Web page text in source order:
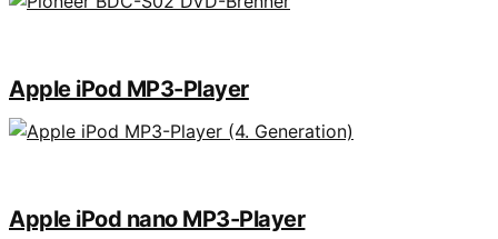
Apple iPod MP3-Player
Apple iPod nano MP3-Player